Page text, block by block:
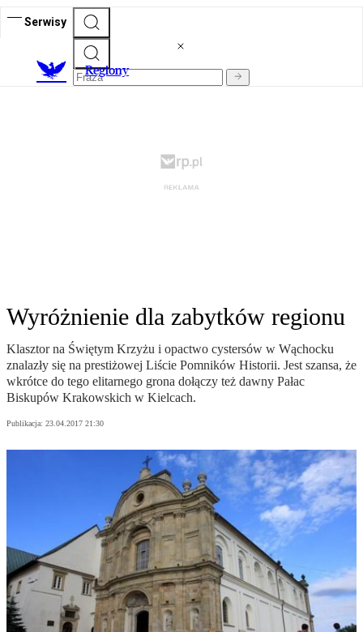
Serwisy
Regiony
Wyróżnienie dla zabytków regionu
Klasztor na Świętym Krzyżu i opactwo cystersów w Wąchocku
znalazły się na prestiżowej Liście Pomników Historii. Jest szansa, że
wkrótce do tego elitarnego grona dołączy też dawny Pałac
Biskupów Krakowskich w Kielcach.
Publikacja: 23.04.2017 21:30